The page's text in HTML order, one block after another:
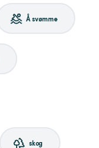
Å svømme
skog